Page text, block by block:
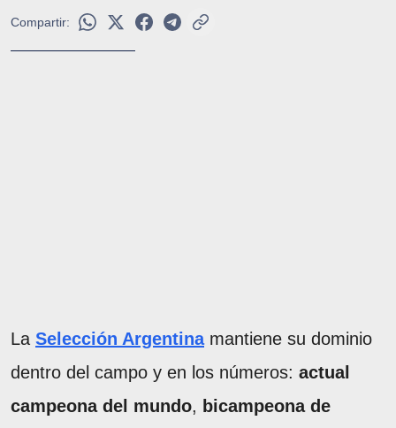
Compartir:
La Selección Argentinamantiene su dominio
dentro del campo y en los números: actual
campeona del mundo, bicampeona de